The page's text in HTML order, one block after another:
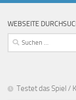
WEBSEITE
Suchen
nach:
Testet das Spiel /